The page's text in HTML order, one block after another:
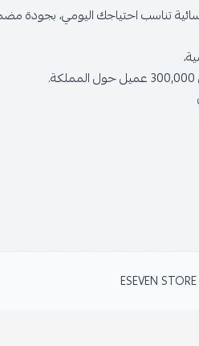
تناسب احتياجك اليومي، بجودة
ESEVEN STORE